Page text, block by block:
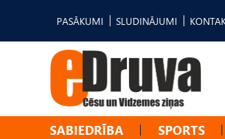
PASĀKUMI SLUDINĀJUMI
SABIEDRĪBA SPORTS